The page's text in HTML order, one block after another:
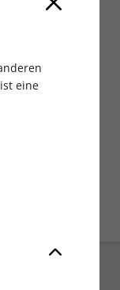
eine